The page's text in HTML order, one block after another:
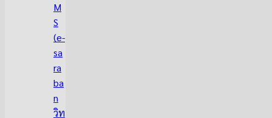
M
S
(e-
sa
ra
ba
n
วิท